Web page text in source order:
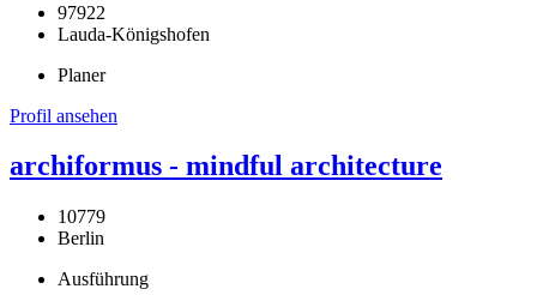
97922
Lauda-Königshofen
Planer
Profil ansehen
archiformus - mindful architecture
10779
Berlin
Ausführung